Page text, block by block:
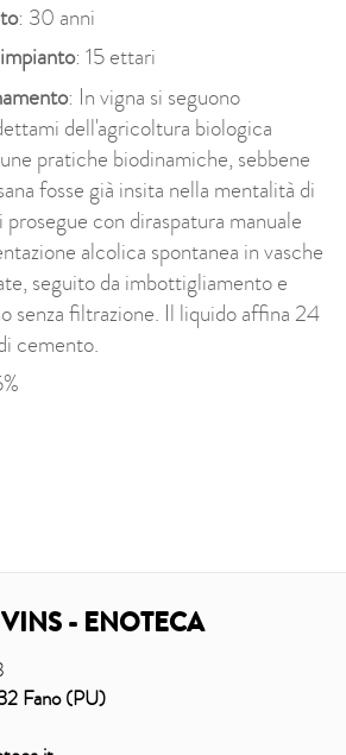
: 30 anni
: 15 ettari
: In vigna si seguono
dell'agricoltura biologica
pratiche biodinamiche, sebbene
fosse già insita nella mentalità di
con diraspatura manuale
alcolica spontanea in vasche
seguito da imbottigliamento e
senza filtrazione. Il liquido affina 24
cemento.
- ENOTECA
Fano (PU)